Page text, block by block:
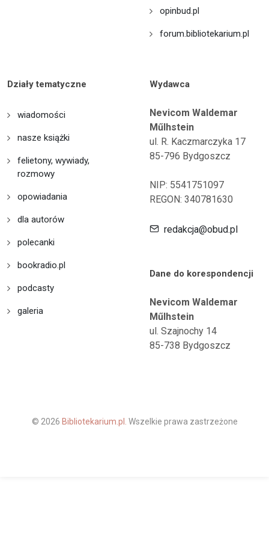
opinbud.pl
forum.bibliotekarium.pl
Działy tematyczne
wiadomości
nasze książki
felietony, wywiady,
rozmowy
opowiadania
dla autorów
polecanki
bookradio.pl
podcasty
galeria
Wydawca
Nevicom Waldemar
Műlhstein
ul. R. Kaczmarczyka 17
85-796 Bydgoszcz
NIP: 5541751097
REGON: 340781630
redakcja@obud.pl
Dane do korespondencji
Nevicom Waldemar
Műlhstein
ul. Szajnochy 14
85-738 Bydgoszcz
© 2026 Bibliotekarium.pl. Wszelkie prawa zastrzeżone